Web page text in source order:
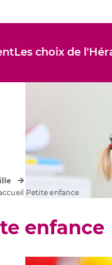
Les choix de
enfance
Petite enfance